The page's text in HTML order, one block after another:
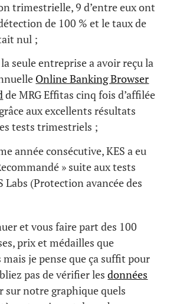
trimestrielle, 9 d’entre eux ont
de 100 % et le taux de
nul ;
seule entreprise a avoir reçu la
Online Banking Browser
de MRG Effitas cinq fois d’affilée
aux excellents résultats
tests trimestriels ;
année consécutive, KES a eu
» suite aux tests
Labs (Protection avancée des
et vous faire part des 100
prix et médailles que
mais je pense que ça suffit pour
pas de vérifier lesdonnées
sur notre graphique quels